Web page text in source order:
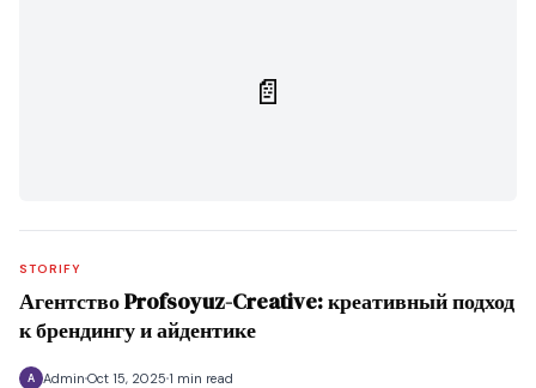
📄
STORIFY
Агентство Profsoyuz-Creative: креативный подход
к брендингу и айдентике
A Admin Oct 15, 2025 1 min read